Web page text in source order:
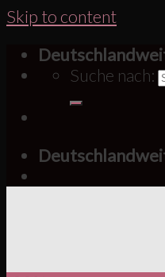
Skip to content
Suche nach: